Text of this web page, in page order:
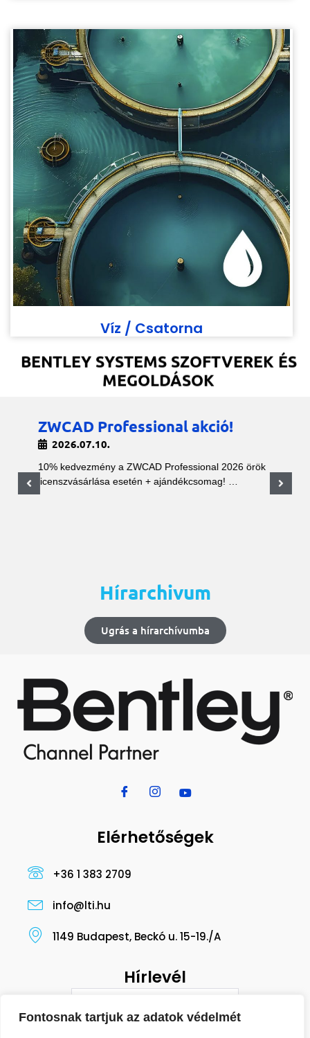
Fontosnak tartjuk az adatok védelmét
Víz / Csatorna
BENTLEY SYSTEMS SZOFTVEREK ÉS
MEGOLDÁSOK
ZWCAD Professional akció!
2026.07.10.
10% kedvezmény a ZWCAD Professional 2026 örök
licenszvásárlása esetén + ajándékcsomag! …
Hírarchivum
Ugrás a hírarchívumba
Elérhetőségek
+36 1 383 2709
info@lti.hu
1149 Budapest, Beckó u. 15-19./A
Hírlevél